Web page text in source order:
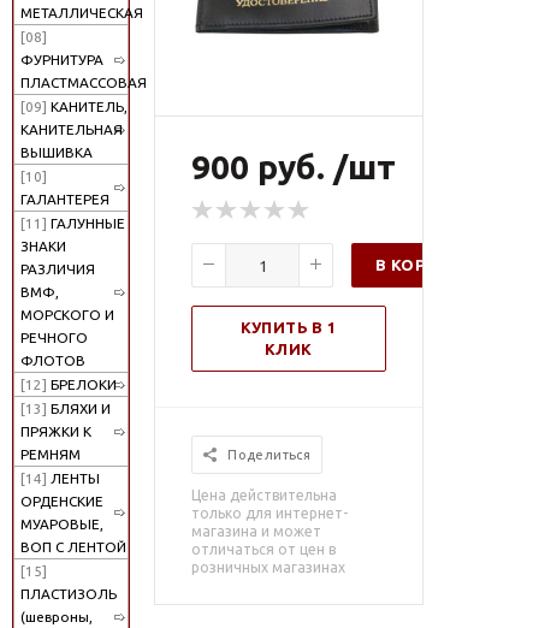
МЕТАЛЛИЧЕСКАЯ
[08]
ФУРНИТУРА
ПЛАСТМАССОВАЯ
[09] КАНИТЕЛЬ,
КАНИТЕЛЬНАЯ
ВЫШИВКА
[10]
ГАЛАНТЕРЕЯ
[11] ГАЛУННЫЕ
ЗНАКИ
РАЗЛИЧИЯ
ВМФ,
МОРСКОГО И
РЕЧНОГО
ФЛОТОВ
[12] БРЕЛОКИ
[13] БЛЯХИ И
ПРЯЖКИ К
РЕМНЯМ
[14] ЛЕНТЫ
ОРДЕНСКИЕ
МУАРОВЫЕ,
ВОП С ЛЕНТОЙ
[15]
ПЛАСТИЗОЛЬ
(шевроны,
900 руб. /шт
В КОРЗИНУ
КУПИТЬ В 1
КЛИК
Поделиться
Цена действительна
только для интернет-
магазина и может
отличаться от цен в
розничных магазинах